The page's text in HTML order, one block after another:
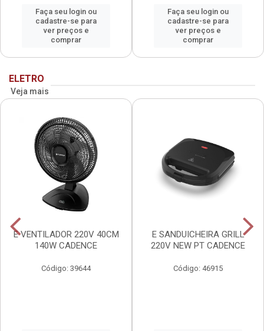
Faça seu login ou
cadastre-se para
ver preços e
comprar
Faça seu login ou
cadastre-se para
ver preços e
comprar
ELETRO
Veja mais
E VENTILADOR 220V 40CM
140W CADENCE
Código: 39644
E SANDUICHEIRA GRILL
220V NEW PT CADENCE
Código: 46915